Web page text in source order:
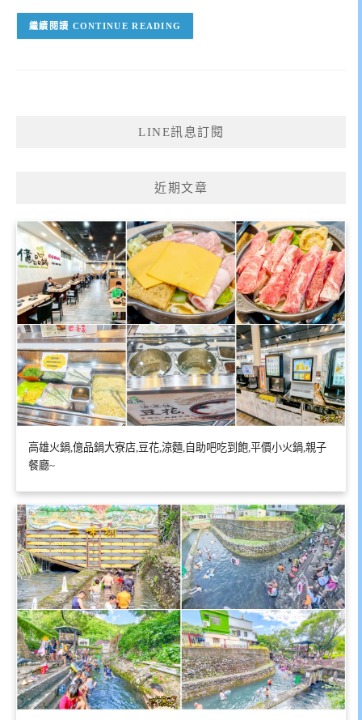
CONTINUE READING
LINE訊息訂閱
近期文章
高雄火鍋,億品鍋大寮店,豆花,涼麵,自助吧吃到飽,平價小火鍋,親子
餐廳~